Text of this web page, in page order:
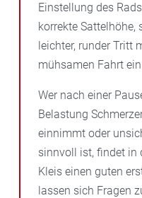
Einstellung des
korrekte Sattelhöhe,
leichter, runder Tritt
mühsamen Fahrt
Wer nach einer
Belastung
einnimmt oder
sinnvoll ist, findet in
Kleis einen guten
lassen sich Fragen